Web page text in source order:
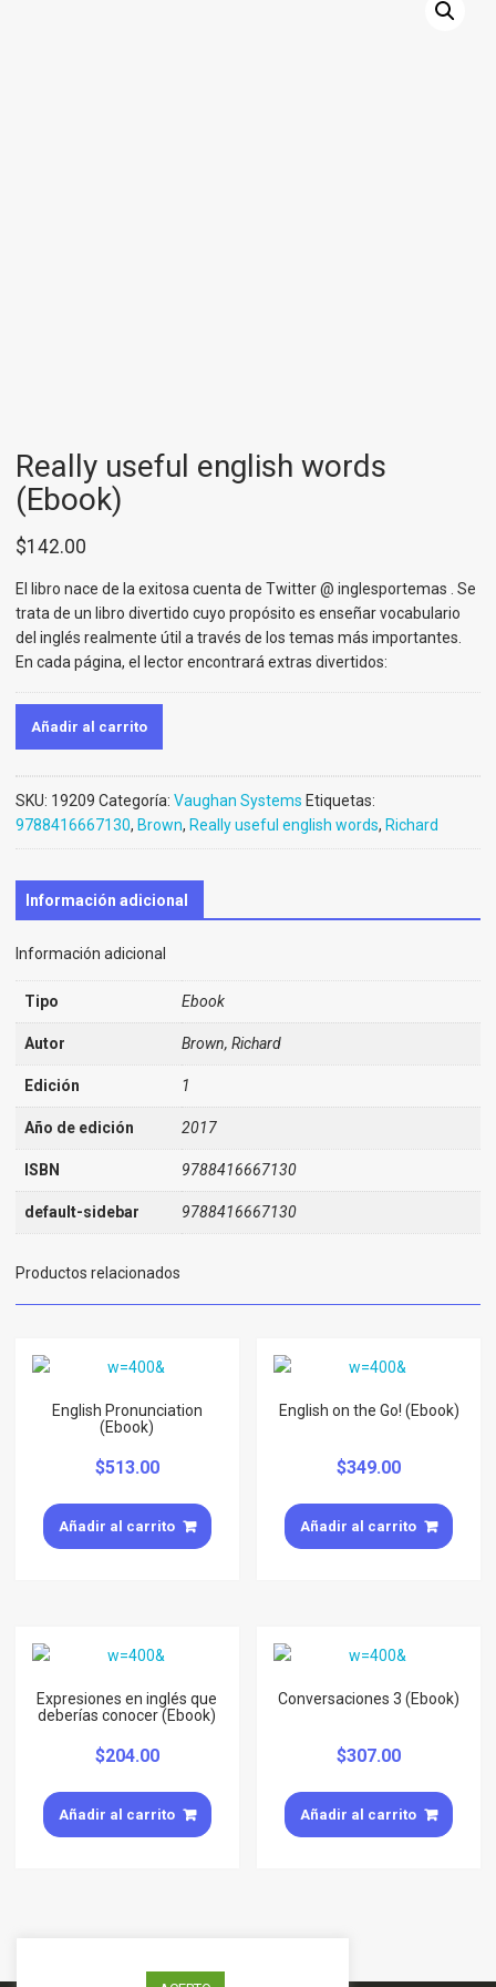
Really useful english words
(Ebook)
$142.00
El libro nace de la exitosa cuenta de Twitter @ inglesportemas . Se
trata de un libro divertido cuyo propósito es enseñar vocabulario
del inglés realmente útil a través de los temas más importantes.
En cada página, el lector encontrará extras divertidos:
Añadir al carrito
SKU: 19209 Categoría: Vaughan Systems Etiquetas:
9788416667130, Brown, Really useful english words, Richard
Información adicional
Información adicional
Tipo Ebook
Autor Brown, Richard
Edición 1
Año de edición 2017
ISBN 9788416667130
default-sidebar 9788416667130
Productos relacionados
English Pronunciation
(Ebook)
$513.00
Añadir al carrito
English on the Go! (Ebook)
$349.00
Añadir al carrito
Expresiones en inglés que
deberías conocer (Ebook)
$204.00
Añadir al carrito
Conversaciones 3 (Ebook)
$307.00
Añadir al carrito